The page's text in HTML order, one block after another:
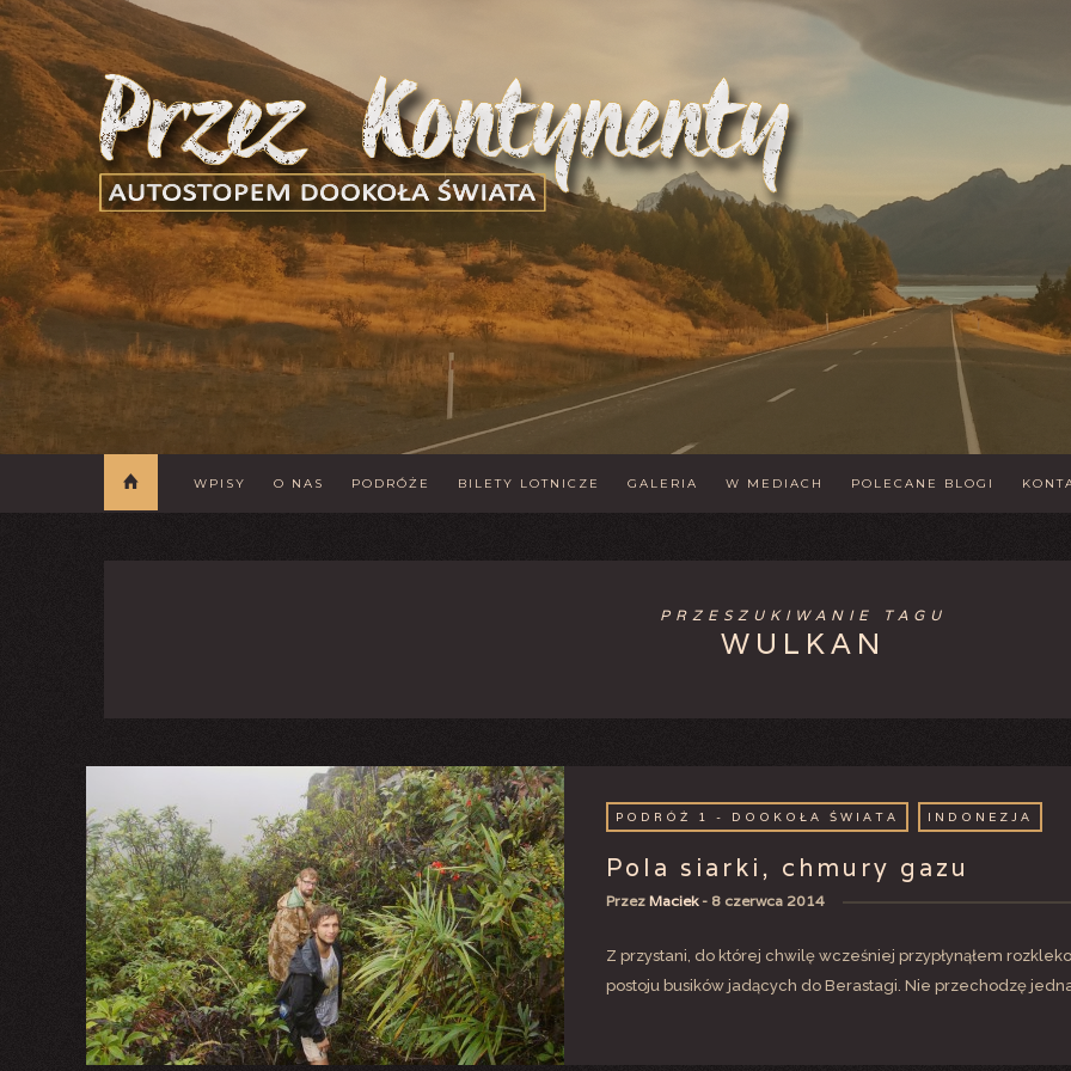
WPISY O NAS PODRÓŻE BILETY LOTNICZE GALERIA W MEDIACH POLECANE BLOGI
PRZESZUKIWANIE TAGU
WULKAN
PODRÓŻ 1 - DOOKOŁA ŚWIATA INDONEZJA
Pola siarki, chmury gazu
Przez Maciek - 8 czerwca 2014
Z przystani, do której chwilę wcześniej przypłynąłem
postoju busików jadących do Berastagi. Nie przechodzę